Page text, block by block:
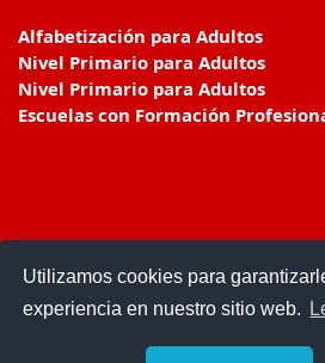
Utilizamos cookies para
experiencia en nuestro sitio web.
Alfabetización para Adultos
Nivel Primario para Adultos
Nivel Primario para Adultos
Escuelas con Formación